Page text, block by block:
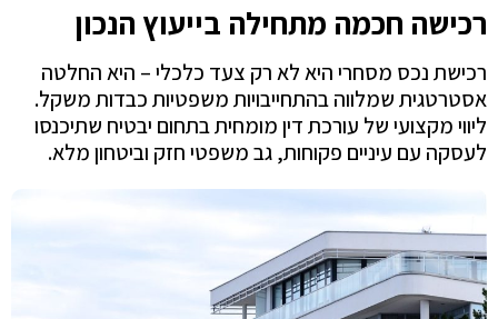
רכישה חכמה מתחילה בייעוץ הנכון
רכישת נכס מסחרי היא לא רק צעד כלכלי – היא החלטה
אסטרטגית שמלווה בהתחייבויות משפטיות כבדות משקל.
ליווי מקצועי של עורכת דין מומחית בתחום יבטיח שתיכנסו
לעסקה עם עיניים פקוחות, גב משפטי חזק וביטחון מלא.